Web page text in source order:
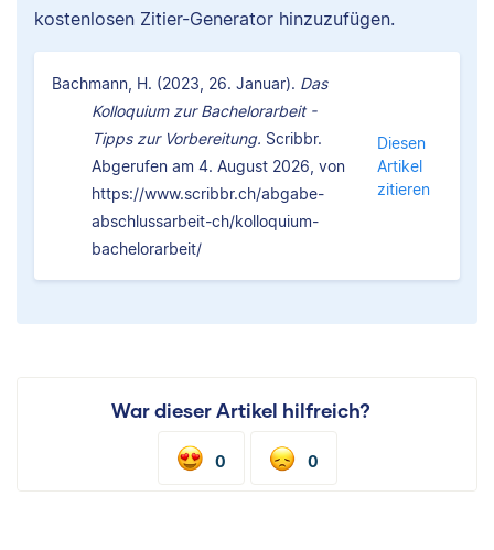
kostenlosen Zitier-Generator hinzuzufügen.
Bachmann, H. (2023, 26. Januar). Das
Kolloquium zur Bachelorarbeit -
Tipps zur Vorbereitung. Scribbr.
Abgerufen am 4. August 2026, von
https://www.scribbr.ch/abgabe-
abschlussarbeit-ch/kolloquium-
bachelorarbeit/
Diesen
Artikel
zitieren
War dieser Artikel hilfreich?
0 0